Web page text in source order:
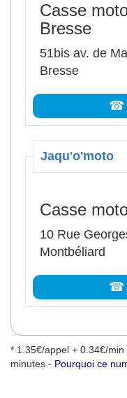
Casse
Bresse
51bis av. de
Bresse
☎
Jaqu'o'moto
Casse
10 Rue
Montbéliard
☎
* 1.35€/appel + 0.34€/
minutes - Pourquoi ce